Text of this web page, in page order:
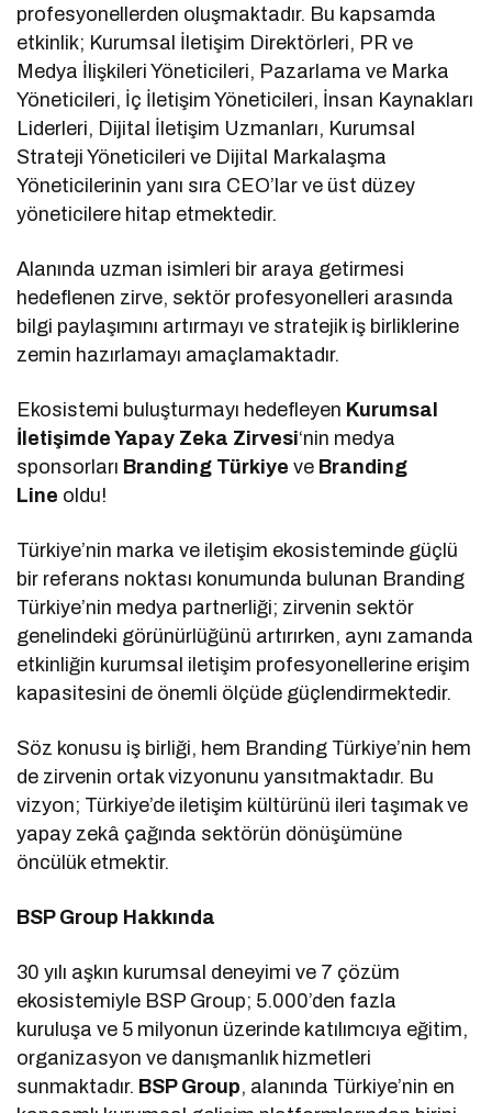
profesyonellerden oluşmaktadır. Bu kapsamda
etkinlik; Kurumsal İletişim Direktörleri, PR ve
Medya İlişkileri Yöneticileri, Pazarlama ve Marka
Yöneticileri, İç İletişim Yöneticileri, İnsan Kaynakları
Liderleri, Dijital İletişim Uzmanları, Kurumsal
Strateji Yöneticileri ve Dijital Markalaşma
Yöneticilerinin yanı sıra CEO’lar ve üst düzey
yöneticilere hitap etmektedir.
Alanında uzman isimleri bir araya getirmesi
hedeflenen zirve, sektör profesyonelleri arasında
bilgi paylaşımını artırmayı ve stratejik iş birliklerine
zemin hazırlamayı amaçlamaktadır.
Ekosistemi buluşturmayı hedefleyen Kurumsal
İletişimde Yapay Zeka Zirvesi‘nin medya
sponsorları Branding Türkiye ve Branding
Line oldu!
Türkiye’nin marka ve iletişim ekosisteminde güçlü
bir referans noktası konumunda bulunan Branding
Türkiye’nin medya partnerliği; zirvenin sektör
genelindeki görünürlüğünü artırırken, aynı zamanda
etkinliğin kurumsal iletişim profesyonellerine erişim
kapasitesini de önemli ölçüde güçlendirmektedir.
Söz konusu iş birliği, hem Branding Türkiye’nin hem
de zirvenin ortak vizyonunu yansıtmaktadır. Bu
vizyon; Türkiye’de iletişim kültürünü ileri taşımak ve
yapay zekâ çağında sektörün dönüşümüne
öncülük etmektir.
BSP Group Hakkında
30 yılı aşkın kurumsal deneyimi ve 7 çözüm
ekosistemiyle BSP Group; 5.000’den fazla
kuruluşa ve 5 milyonun üzerinde katılımcıya eğitim,
organizasyon ve danışmanlık hizmetleri
sunmaktadır. BSP Group, alanında Türkiye’nin en